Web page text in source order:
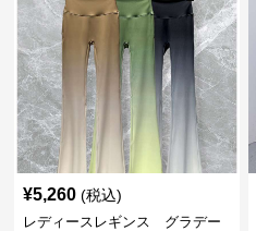
¥5,260 (税込)
レディースレギンス グラデー